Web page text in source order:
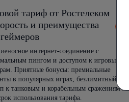
тариф от Ростелеком
и преимущества
интернет-соединение с
пингом и доступом к игровым
Приятные бонусы: премиальные
в популярных играх, безлимитный
к танковым и корабельным сражениям на
использования тарифа.